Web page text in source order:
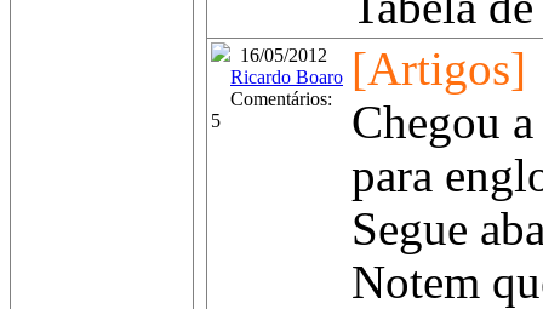
16/05/2012
Ricardo Boaro
Comentários:
5
[Artigos]
Chegou
para
Segue
Notem